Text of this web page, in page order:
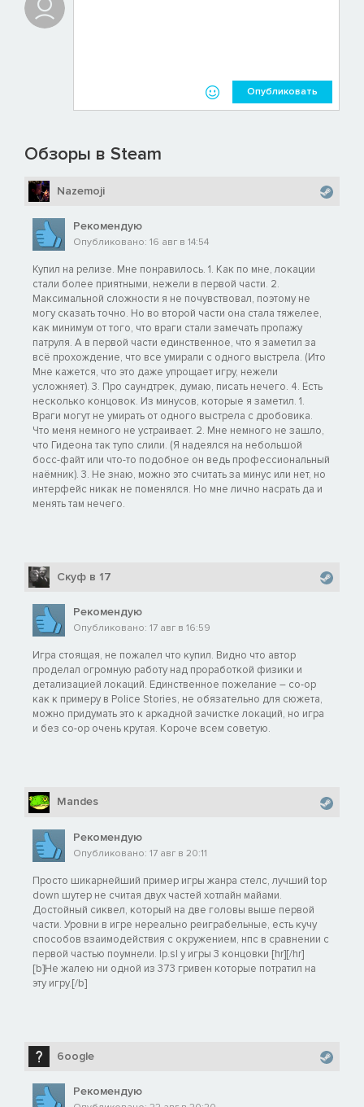
Опубликовать
Обзоры в Steam
Nazemoji
Рекомендую
Опубликовано: 16 авг в 14:54
Купил на релизе. Мне понравилось. 1. Как по мне, локации
стали более приятными, нежели в первой части. 2.
Максимальной сложности я не почувствовал, поэтому не
могу сказать точно. Но во второй части она стала тяжелее,
как минимум от того, что враги стали замечать пропажу
патруля. А в первой части единственное, что я заметил за
всё прохождение, что все умирали с одного выстрела. (Ито
Мне кажется, что это даже упрощает игру, нежели
усложняет). 3. Про саундтрек, думаю, писать нечего. 4. Есть
несколько концовок. Из минусов, которые я заметил. 1.
Враги могут не умирать от одного выстрела с дробовика.
Что меня немного не устраивает. 2. Мне немного не зашло,
что Гидеона так тупо слили. (Я надеялся на небольшой
босс-файт или что-то подобное он ведь профессиональный
наёмник). 3. Не знаю, можно это считать за минус или нет, но
интерфейс никак не поменялся. Но мне лично насрать да и
менять там нечего.
Скуф в 17
Рекомендую
Опубликовано: 17 авг в 16:59
Игра стоящая, не пожалел что купил. Видно что автор
проделал огромную работу над проработкой физики и
детализацией локаций. Единственное пожелание – co-op
как к примеру в Police Stories, не обязательно для сюжета,
можно придумать это к аркадной зачистке локаций, но игра
и без co-op очень крутая. Короче всем советую.
Mandes
Рекомендую
Опубликовано: 17 авг в 20:11
Просто шикарнейший пример игры жанра стелс, лучший top
down шутер не считая двух частей хотлайн майами.
Достойный сиквел, который на две головы выше первой
части. Уровни в игре нереально реиграбельные, есть кучу
способов взаимодействия с окружением, нпс в сравнении с
первой частью поумнели. |p.s| у игры 3 концовки [hr][/hr]
[b]Не жалею ни одной из 373 гривен которые потратил на
эту игру.[/b]
6oogle
Рекомендую